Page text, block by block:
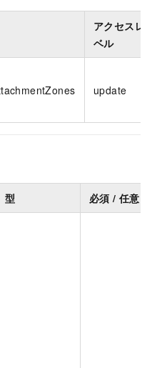
アクセスレ
ベル
update
型 必須 / 任意